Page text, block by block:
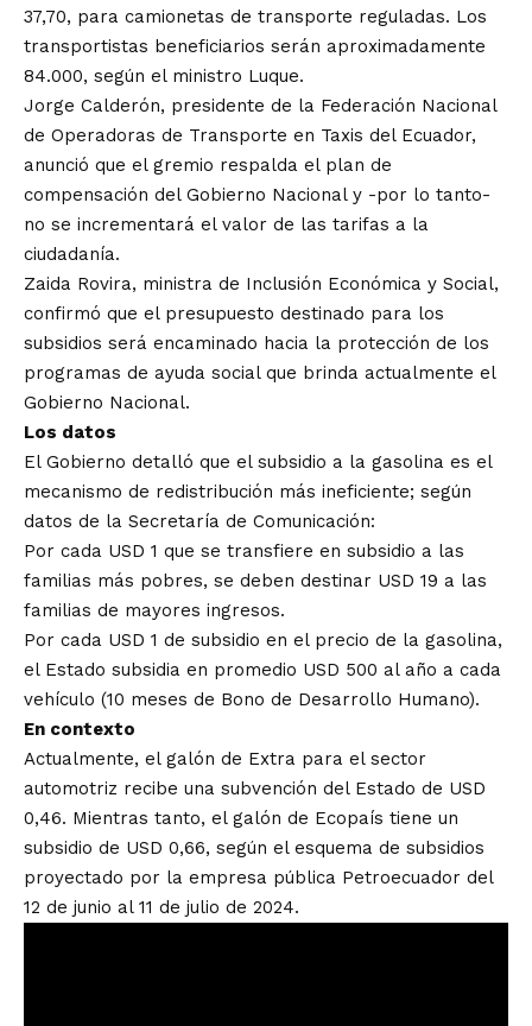
37,70, para camionetas de transporte reguladas. Los
transportistas beneficiarios serán aproximadamente
84.000, según el ministro Luque.
Jorge Calderón, presidente de la Federación Nacional
de Operadoras de Transporte en Taxis del Ecuador,
anunció que el gremio respalda el plan de
compensación del Gobierno Nacional y -por lo tanto-
no se incrementará el valor de las tarifas a la
ciudadanía.
Zaida Rovira, ministra de Inclusión Económica y Social,
confirmó que el presupuesto destinado para los
subsidios será encaminado hacia la protección de los
programas de ayuda social que brinda actualmente el
Gobierno Nacional.
Los datos
El Gobierno detalló que el subsidio a la gasolina es el
mecanismo de redistribución más ineficiente; según
datos de la Secretaría de Comunicación:
Por cada USD 1 que se transfiere en subsidio a las
familias más pobres, se deben destinar USD 19 a las
familias de mayores ingresos.
Por cada USD 1 de subsidio en el precio de la gasolina,
el Estado subsidia en promedio USD 500 al año a cada
vehículo (10 meses de Bono de Desarrollo Humano).
En contexto
Actualmente, el galón de Extra para el sector
automotriz recibe una subvención del Estado de USD
0,46. Mientras tanto, el galón de Ecopaís tiene un
subsidio de USD 0,66, según el esquema de subsidios
proyectado por la empresa pública Petroecuador del
12 de junio al 11 de julio de 2024.